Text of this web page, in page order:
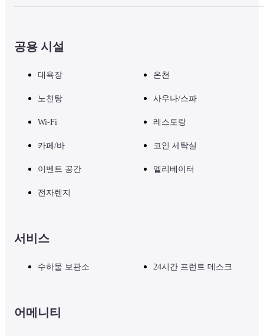
공용 시설
대욕장 온천
노천탕 사우나/스파
Wi-Fi 레스토랑
카페/바 코인 세탁실
이벤트 공간 엘리베이터
전자렌지
서비스
수하물 보관소 24시간 프런트 데스크
어메니티